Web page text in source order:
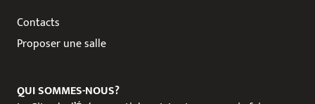
Contacts
Proposer une salle
QUI SOMMES-NOUS?